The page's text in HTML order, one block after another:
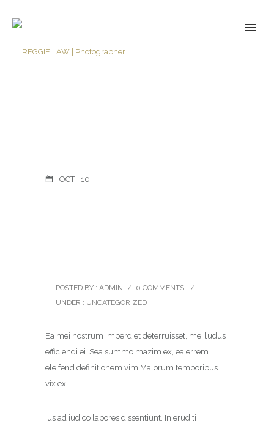
OCT 10
POSTED BY : ADMIN / 0 COMMENTS
/
UNDER : UNCATEGORIZED
Ea mei nostrum imperdiet deterruisset, mei ludus
efficiendi ei. Sea summo mazim ex, ea errem
eleifend definitionem vim.Malorum temporibus
vix ex.
Ius ad iudico labores dissentiunt. In eruditi